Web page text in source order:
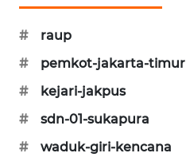
#
raup
#
pemkot-jakarta-timur
#
kejari-jakpus
#
sdn-01-sukapura
#
waduk-giri-kencana
NEWS
JURNAL
MARITIM
NEWS